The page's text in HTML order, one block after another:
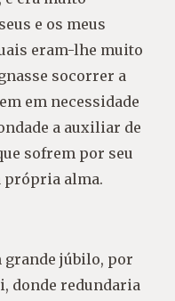
e os meus
eram-lhe muito
socorrer a
em necessidade
a auxiliar de
sofrem por seu
própria alma.
grande júbilo, por
donde redundaria